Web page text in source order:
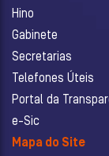
Hino
Gabinete
Secretarias
Telefones Úteis
Portal da
e-Sic
Mapa do Site